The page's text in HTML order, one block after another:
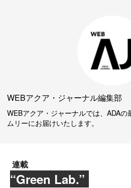
WEBアクア・ジャーナル編集部
WEBアクア・ジャーナルでは、ADA
ムリーにお届けいたします。
連載
“Green Lab.”